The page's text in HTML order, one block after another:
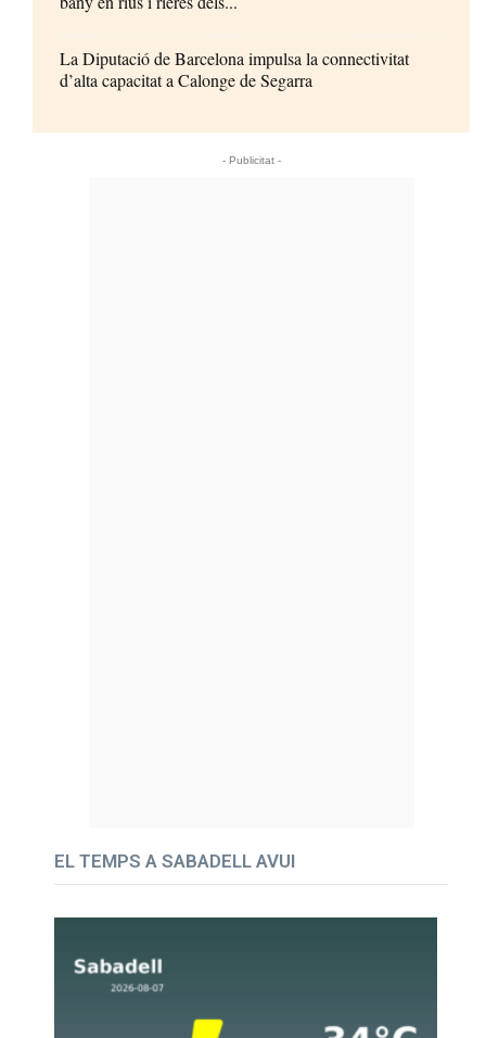
La Diputació de Barcelona impulsa la connectivitat
d’alta capacitat a Calonge de Segarra
- Publicitat -
EL TEMPS A SABADELL AVUI